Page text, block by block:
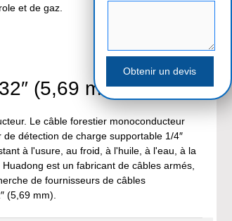
et de gaz.
(5,69 mm) ?
Le câble forestier monoconducteur
détection de charge supportable 1/4″
à l'usure, au froid, à l'huile, à l'eau, à la
est un fabricant de câbles armés,
de fournisseurs de câbles
(5,69 mm).